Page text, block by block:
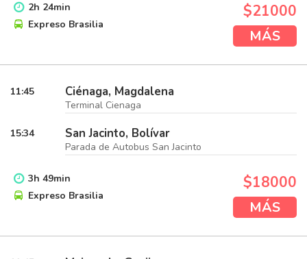
2h 24min
Expreso Brasilia
$21000
MÁS
11:45 Ciénaga, Magdalena
Terminal Cienaga
15:34 San Jacinto, Bolívar
Parada de Autobus San Jacinto
3h 49min
Expreso Brasilia
$18000
MÁS